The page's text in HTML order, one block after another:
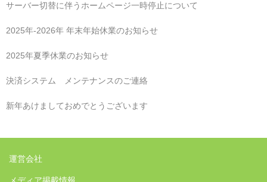
サーバー切替に伴うホームページ一時停止について
2025年‐2026年 年末年始休業のお知らせ
2025年夏季休業のお知らせ
決済システム メンテナンスのご連絡
新年あけましておめでとうございます
運営会社